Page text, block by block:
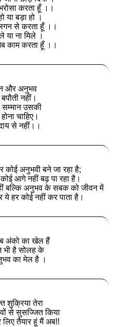
करता हूँ ।।
या बड़ा हो ।
से करता हूँ ।।
या ना मिले ।
काम करता हूँ ।।
और अनुभव
नहीं।
सम्मान उसकी
चाहिए।
से नहीं।।
अनुभवी बने जा रहा है;
आगे नहीं बढ़ पा रहा है।
बल्कि अनुभव के सबक को जीवन में
हर कोई नहीं कर पाता है।
अंको का खेल हैं
है सोलह के
का मेल है ।
शुक्रिया तेरा
से सुसज्जित किया
तैयार हूं मैं अब!!